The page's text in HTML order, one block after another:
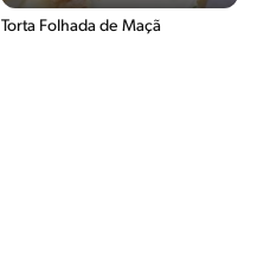
Torta Folhada de Maçã